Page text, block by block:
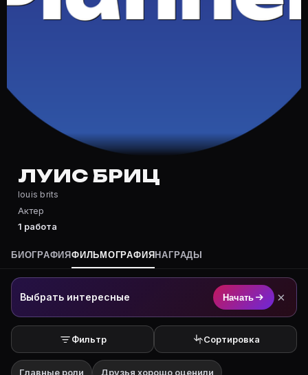
Частые вопросы о Луис Бриц
Полный список — на Movie Planner: https://movie-
Кто такой(ая) Луис Бриц?
Луис Бриц — Актер. Биография и роли на карточке
Где открыть фильмографию Луис Бриц?
На Movie Planner: https://movie-planner.ru/s/
ЛУИС БРИЦ
louis brits
Актер
1 работа
БИОГРАФИЯФИЛЬМОГРАФИЯ НАГРАДЫ
Выбрать интересные Начать ×
Фильтр Сортировка
Главные роли Друзья хорошо оценили